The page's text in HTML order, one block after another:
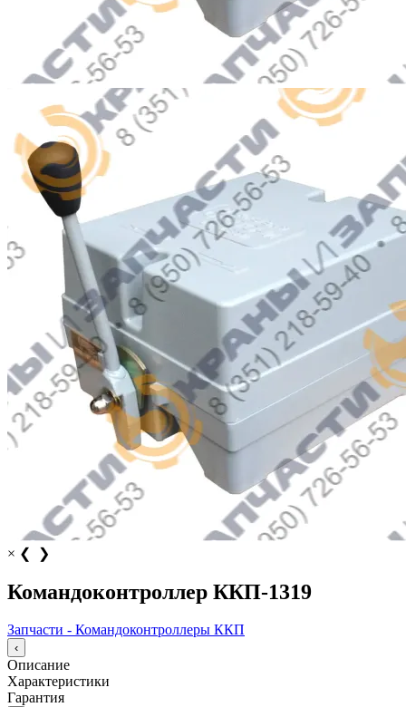
× ❮ ❯
Командоконтроллер ККП-1319
Запчасти - Командоконтроллеры ККП
‹
Описание
Характеристики
Гарантия